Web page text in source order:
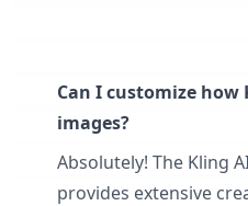
Can I customize
images?
Absolutely! The Kling
provides extensive